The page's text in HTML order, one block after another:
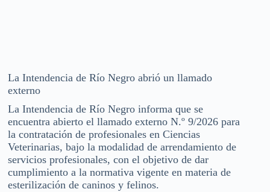
La Intendencia de Río Negro abrió un llamado
externo
La Intendencia de Río Negro informa que se
encuentra abierto el llamado externo N.º 9/2026 para
la contratación de profesionales en Ciencias
Veterinarias, bajo la modalidad de arrendamiento de
servicios profesionales, con el objetivo de dar
cumplimiento a la normativa vigente en materia de
esterilización de caninos y felinos.